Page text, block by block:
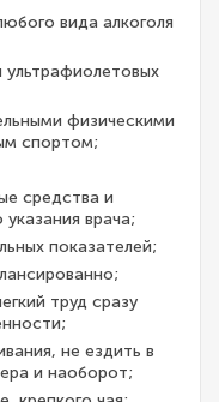
вида алкоголя
ультрафиолетовых
физическими
спортом;
средства и
врача;
показателей;
труд сразу
не ездить в
и наоборот;